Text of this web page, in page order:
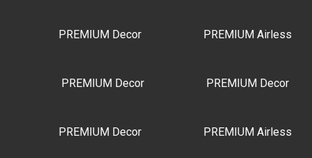
PREMIUM Decor PREMIUM Airless
PREMIUM Decor PREMIUM Decor
PREMIUM Decor PREMIUM Airless